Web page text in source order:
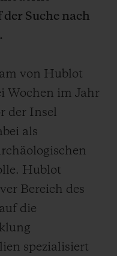
Suche nach
von Hublot
Wochen im Jahr
der Insel
als
Hublot
Bereich des
die
spezialisiert